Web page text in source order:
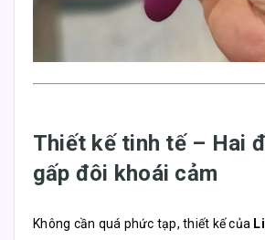
Thiết kế tinh tế – Hai
gấp đôi khoái cảm
Không cần quá phức tạp, thiết kế của